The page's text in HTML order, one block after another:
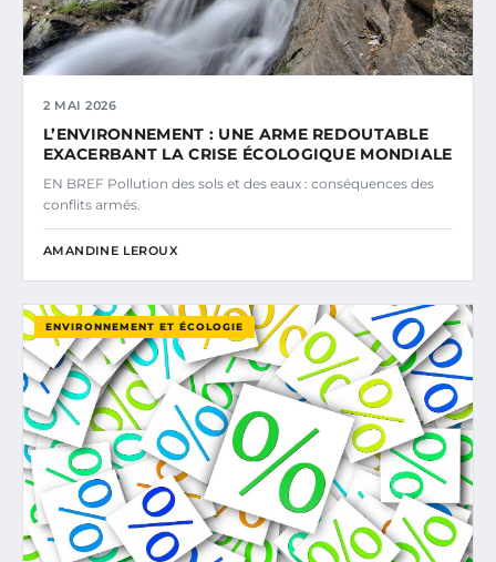
2 MAI 2026
L’ENVIRONNEMENT : UNE ARME REDOUTABLE
EXACERBANT LA CRISE ÉCOLOGIQUE MONDIALE
EN BREF Pollution des sols et des eaux : conséquences des
conflits armés.
AMANDINE LEROUX
ENVIRONNEMENT ET ÉCOLOGIE